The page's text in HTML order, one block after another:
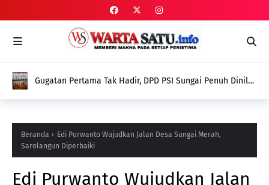
Gugatan Pertama Tak Hadir, DPD PSI Sungai Penuh Dinilai
Beranda
Edi Purwanto Wujudkan Jalan Desa Sungai Merah,
Sarolangun Diperbaiki
Edi Purwanto Wujudkan Jalan